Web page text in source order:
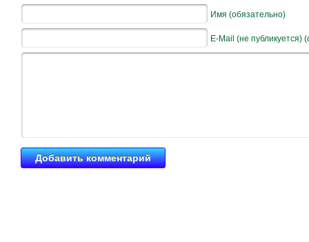
Имя (обязательно)
E-Mail (не публикуется)